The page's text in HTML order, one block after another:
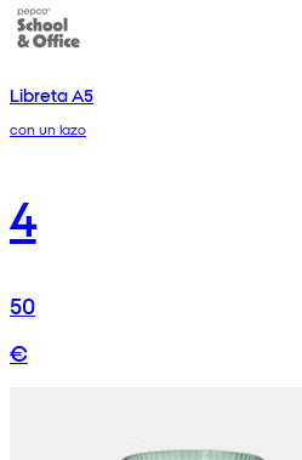
Libreta A5
con un lazo
4
50
€